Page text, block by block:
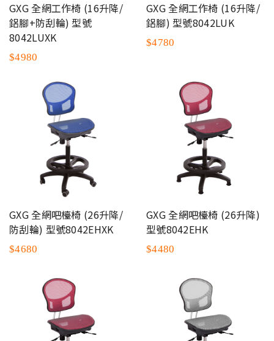
GXG 全網工作椅 (16升降/
鋁腳+防刮輪) 型號
8042LUXK
$4980
GXG 全網工作椅 (16升降/
鋁腳) 型號8042LUK
$4780
GXG 全網吧檯椅 (26升降/
防刮輪) 型號8042EHXK
$4680
GXG 全網吧檯椅 (26升降)
型號8042EHK
$4480